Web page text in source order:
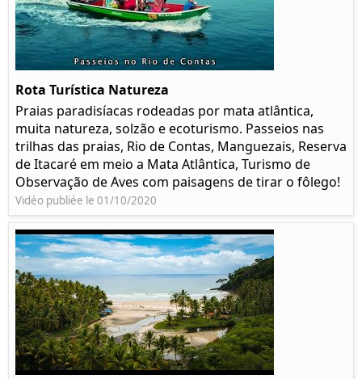
Rota Turística Natureza
Praias paradisíacas rodeadas por mata atlântica,
muita natureza, solzão e ecoturismo. Passeios nas
trilhas das praias, Rio de Contas, Manguezais, Reserva
de Itacaré em meio a Mata Atlântica, Turismo de
Observação de Aves com paisagens de tirar o fôlego!
Vidéo publiée le 01/10/2020